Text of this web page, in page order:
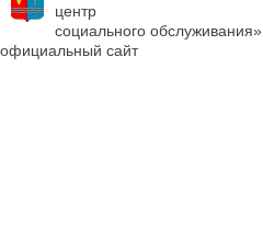
центр
социального обслуживания»
официальный сайт